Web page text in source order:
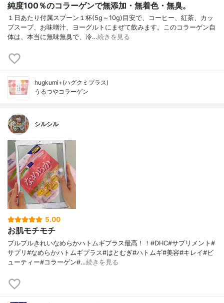
純度100％のコラーゲンで無添加・無着色・無臭。
１日あたり付属スプーン１杯(5g～10g)目安で、コーヒー、紅茶、カッ
プスープ、お味噌汁、ヨーグルトにまぜて飲みます。このコラーゲン自
体は、本当に無味無臭で、冷…続きを見る
hugkumi+(ハグクミプラス)
うるつやコラーゲン
シルシル
5.00
お肌モチモチ
プルプルきれいなめらかハトムギプラス最高！！#DHC#サプリメント#
サプリ#なめらかハトムギプラス#はとむぎ#ハトムギ#美容#キレイ#ビ
ューティー#コラーゲン#…続きを見る